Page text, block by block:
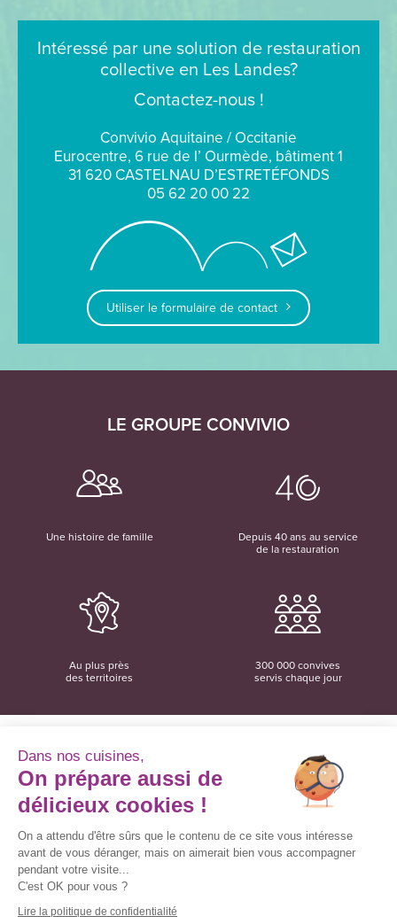
Intéressé par une solution de restauration
collective en Les Landes?
Contactez-nous !
Convivio Aquitaine / Occitanie
Eurocentre, 6 rue de l’ Ourmède, bâtiment 1
31 620 CASTELNAU D’ESTRETÉFONDS
05 62 20 00 22
Utiliser le formulaire de contact
LE GROUPE CONVIVIO
Une histoire de famille
Depuis 40 ans au service
de la restauration
Au plus près
des territoires
300 000 convives
servis chaque jour
Convivio
12 rue du Domaine
Convivio sur les réseaux sociaux
Dans nos cuisines,
On prépare aussi de
délicieux cookies !
On a attendu d'être sûrs que le contenu de ce site vous intéresse
avant de vous déranger, mais on aimerait bien vous accompagner
pendant votre visite...
C'est OK pour vous ?
Lire la politique de confidentialité